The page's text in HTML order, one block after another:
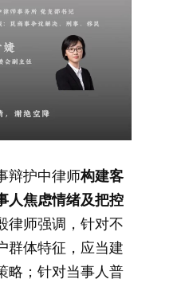
辩护中律师构建客
人焦虑情绪及把控
律师强调，针对不
群体特征，应当建
略；针对当事人普